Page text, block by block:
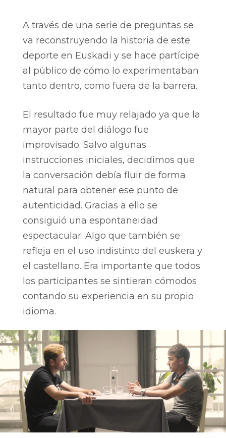
A través de una serie de preguntas se
va reconstruyendo la historia de este
deporte en Euskadi y se hace partícipe
al público de cómo lo experimentaban
tanto dentro, como fuera de la barrera.
El resultado fue muy relajado ya que la
mayor parte del diálogo fue
improvisado. Salvo algunas
instrucciones iniciales, decidimos que
la conversación debía fluir de forma
natural para obtener ese punto de
autenticidad. Gracias a ello se
consiguió una espontaneidad
espectacular. Algo que también se
refleja en el uso indistinto del euskera y
el castellano. Era importante que todos
los participantes se sintieran cómodos
contando su experiencia en su propio
idioma.